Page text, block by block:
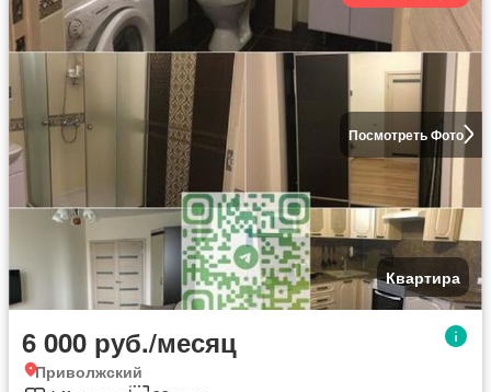
Посмотреть Фото
Квартира
6 000 руб./месяц
Приволжский